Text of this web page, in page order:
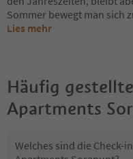
Sommer bewegt man sich
Lies mehr
Häufig
Apartments
Welches sind die Check-